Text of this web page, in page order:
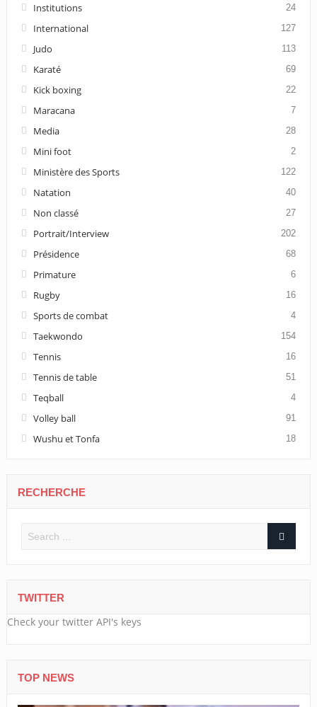
Institutions 24
International 127
Judo 113
Karaté 69
Kick boxing 22
Maracana 7
Media 28
Mini foot 2
Ministère des Sports 122
Natation 40
Non classé 27
Portrait/Interview 202
Présidence 68
Primature 6
Rugby 16
Sports de combat 4
Taekwondo 154
Tennis 16
Tennis de table 51
Teqball 4
Volley ball 91
Wushu et Tonfa 18
RECHERCHE
TWITTER
Check your twitter API's keys
TOP NEWS